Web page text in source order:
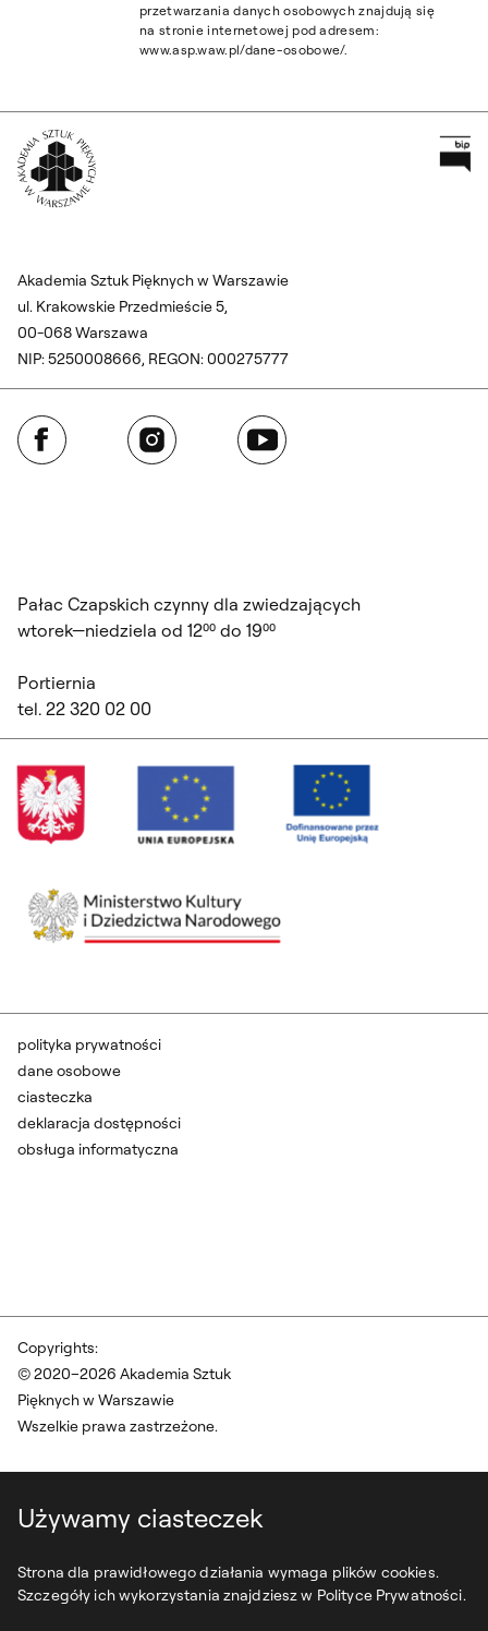
Używamy ciasteczek
Strona dla prawidłowego działania wymaga plików cookies.
Szczegóły ich wykorzystania znajdziesz w Polityce Prywatności.
przetwarzania danych osobowych znajdują się
na stronie internetowej pod adresem:
www.asp.waw.pl/dane-osobowe/.
Akademia Sztuk Pięknych w Warszawie
ul. Krakowskie Przedmieście 5,
00-068 Warszawa
NIP: 5250008666, REGON: 000275777
Facebook Instagram YouTube
Pałac Czapskich czynny dla zwiedzających
wtorek—niedziela od 12⁰⁰ do 19⁰⁰
Portiernia
tel. 22 320 02 00
Copyrights:
© 2020–2026 Akademia Sztuk
Pięknych w Warszawie
Wszelkie prawa zastrzeżone.
polityka prywatności
dane osobowe
ciasteczka
deklaracja dostępności
obsługa informatyczna